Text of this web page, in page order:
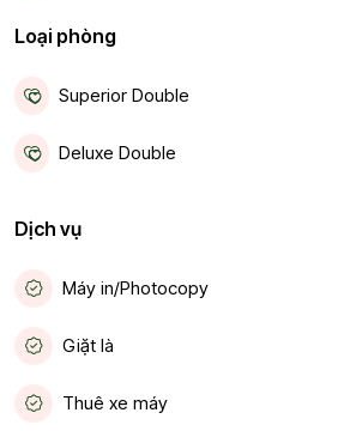
Giặt Là
Gần Trung Tâm
Két An Toàn
Loại phòng
Superior Double
Deluxe Double
Dịch vụ
Máy in/Photocopy
Giặt là
Thuê xe máy